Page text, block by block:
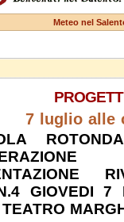
Meteo nel
7 luglio alle
GIOVEDI 7